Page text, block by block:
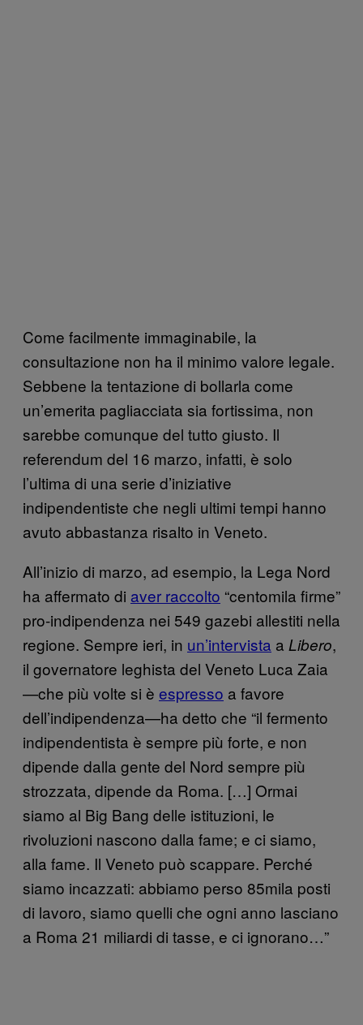
Come facilmente immaginabile, la
consultazione non ha il minimo valore legale.
Sebbene la tentazione di bollarla come
un’emerita pagliacciata sia fortissima, non
sarebbe comunque del tutto giusto. Il
referendum del 16 marzo, infatti, è solo
l’ultima di una serie d’iniziative
indipendentiste che negli ultimi tempi hanno
avuto abbastanza risalto in Veneto.
All’inizio di marzo, ad esempio, la Lega Nord
ha affermato di aver raccolto “centomila firme”
pro-indipendenza nei 549 gazebi allestiti nella
regione. Sempre ieri, in un’intervista a Libero,
il governatore leghista del Veneto Luca Zaia
—che più volte si è espresso a favore
dell’indipendenza—ha detto che “il fermento
indipendentista è sempre più forte, e non
dipende dalla gente del Nord sempre più
strozzata, dipende da Roma. […] Ormai
siamo al Big Bang delle istituzioni, le
rivoluzioni nascono dalla fame; e ci siamo,
alla fame. Il Veneto può scappare. Perché
siamo incazzati: abbiamo perso 85mila posti
di lavoro, siamo quelli che ogni anno lasciano
a Roma 21 miliardi di tasse, e ci ignorano…”